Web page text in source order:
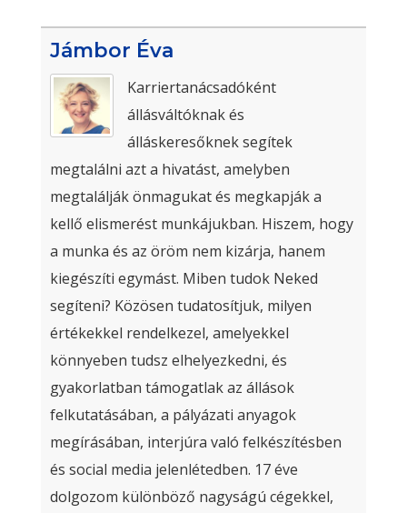
Jámbor Éva
Karriertanácsadóként
állásváltóknak és
álláskeresőknek segítek
megtalálni azt a hivatást, amelyben
megtalálják önmagukat és megkapják a
kellő elismerést munkájukban. Hiszem, hogy
a munka és az öröm nem kizárja, hanem
kiegészíti egymást. Miben tudok Neked
segíteni? Közösen tudatosítjuk, milyen
értékekkel rendelkezel, amelyekkel
könnyeben tudsz elhelyezkedni, és
gyakorlatban támogatlak az állások
felkutatásában, a pályázati anyagok
megírásában, interjúra való felkészítésben
és social media jelenlétedben. 17 éve
dolgozom különböző nagyságú cégekkel,